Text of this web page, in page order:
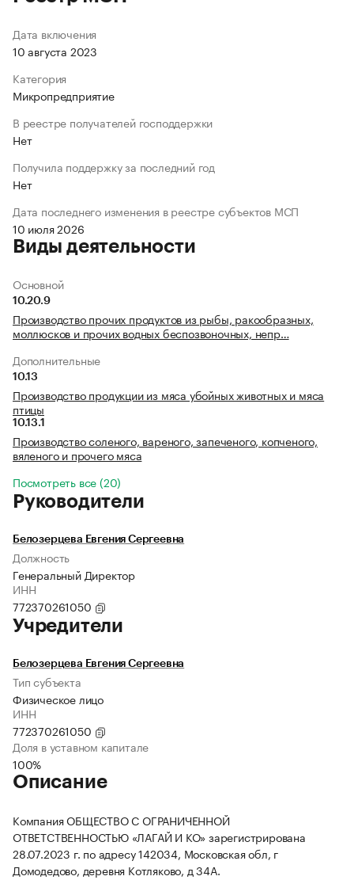
Дата включения
10 августа 2023
Категория
Микропредприятие
В реестре получателей господдержки
Нет
Получила поддержку за последний год
Нет
Дата последнего изменения в реестре субъектов МСП
10 июля 2026
Виды деятельности
Основной
10.20.9
Производство прочих продуктов из рыбы, ракообразных,
моллюсков и прочих водных беспозвоночных, непр…
Дополнительные
10.13
Производство продукции из мяса убойных животных и мяса
птицы
10.13.1
Производство соленого, вареного, запеченого, копченого,
вяленого и прочего мяса
Посмотреть все (20)
Руководители
Белозерцева Евгения Сергеевна
Должность
Генеральный Директор
ИНН
772370261050
Учредители
Белозерцева Евгения Сергеевна
Тип субъекта
Физическое лицо
ИНН
772370261050
Доля в уставном капитале
100%
Описание
Компания ОБЩЕСТВО С ОГРАНИЧЕННОЙ
ОТВЕТСТВЕННОСТЬЮ «ЛАГАЙ И КО» зарегистрирована
28.07.2023 г. по адресу 142034, Московская обл, г
Домодедово, деревня Котляково, д 34А.